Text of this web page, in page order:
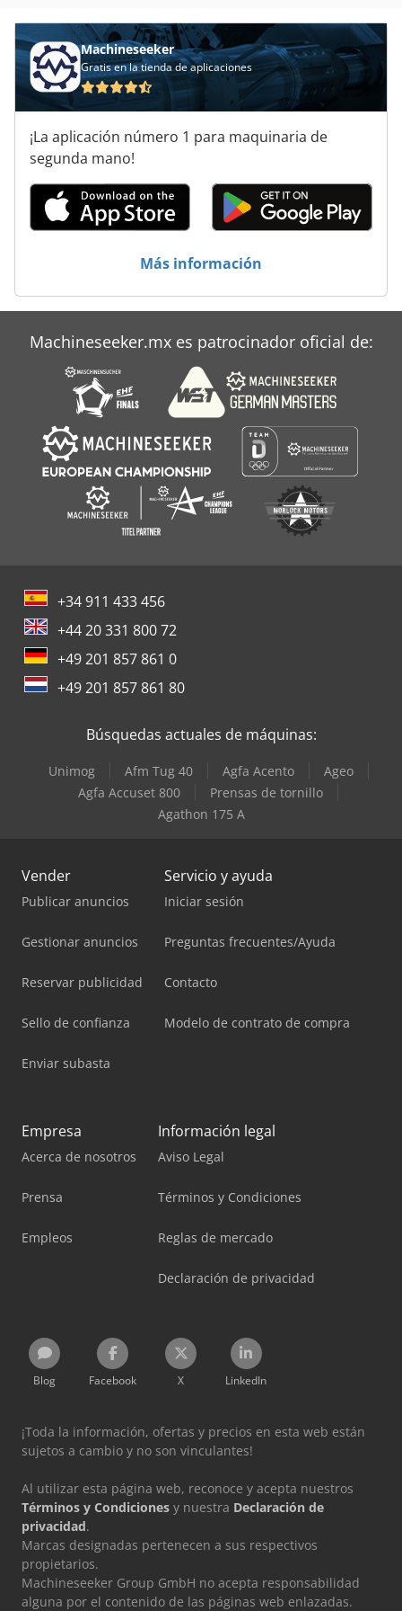
Áreas De Aplicación
Machineseeker
Gratis en la tienda de aplicaciones
¡La aplicación número 1 para maquinaria de
segunda mano!
Más información
Machineseeker.mx es patrocinador oficial de:
+34 911 433 456
+44 20 331 800 72
+49 201 857 861 0
+49 201 857 861 80
Búsquedas actuales de máquinas:
Unimog Afm Tug 40 Agfa Acento
Ageo
Agfa Accuset 800
Prensas de tornillo
Agathon 175 A
Vender
Publicar anuncios
Gestionar anuncios
Reservar publicidad
Sello de confianza
Enviar subasta
Servicio y ayuda
Iniciar sesión
Preguntas frecuentes/Ayuda
Contacto
Modelo de contrato de compra
Empresa
Acerca de nosotros
Prensa
Empleos
Información legal
Aviso Legal
Términos y Condiciones
Reglas de mercado
Declaración de privacidad
Blog Facebook X LinkedIn
¡Toda la información, ofertas y precios en esta web están
sujetos a cambio y no son vinculantes!
Al utilizar esta página web, reconoce y acepta nuestros
Términos y Condiciones y nuestra Declaración de
privacidad.
Marcas designadas pertenecen a sus respectivos
propietarios.
Machineseeker Group GmbH no acepta responsabilidad
alguna por el contenido de las páginas web enlazadas.